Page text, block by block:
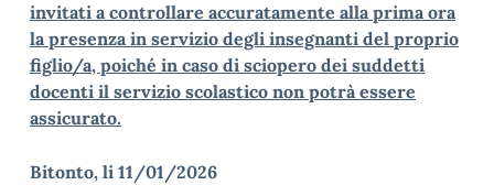
invitati a controllare accuratamente alla prima ora
la presenza in servizio degli insegnanti del proprio
figlio/a, poiché in caso di sciopero dei suddetti
docenti il servizio scolastico non potrà essere
assicurato.
Bitonto, li 11/01/2026